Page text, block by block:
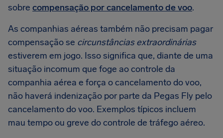
sobre compensação por cancelamento de voo.
As companhias aéreas também não precisam pagar
compensação se circunstâncias extraordinárias
estiverem em jogo. Isso significa que, diante de uma
situação incomum que foge ao controle da
companhia aérea e força o cancelamento do voo,
não haverá indenização por parte da Pegas Fly pelo
cancelamento do voo. Exemplos típicos incluem
mau tempo ou greve do controle de tráfego aéreo.